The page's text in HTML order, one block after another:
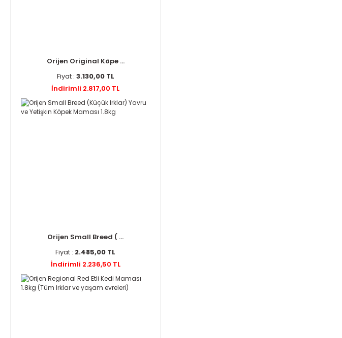
Orijen Original Köpe ...
Fiyat : 3.130,00 TL
İndirimli 2.817,00 TL
Orijen Small Breed ( ...
Fiyat : 2.485,00 TL
İndirimli 2.236,50 TL